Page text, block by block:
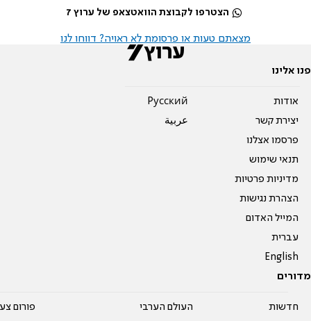
הצטרפו לקבוצת הוואטצאפ של ערוץ 7
מצאתם טעות או פרסומת לא ראויה? דווחו לנו
פנו אלינו
אודות
יצירת קשר
פרסמו אצלנו
תנאי שימוש
מדיניות פרטיות
הצהרת נגישות
המייל האדום
עברית
English
Pусский
عربية
מדורים
חדשות
העולם הערבי
פורום